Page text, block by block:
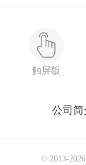
触屏版
公司简
© 2013-